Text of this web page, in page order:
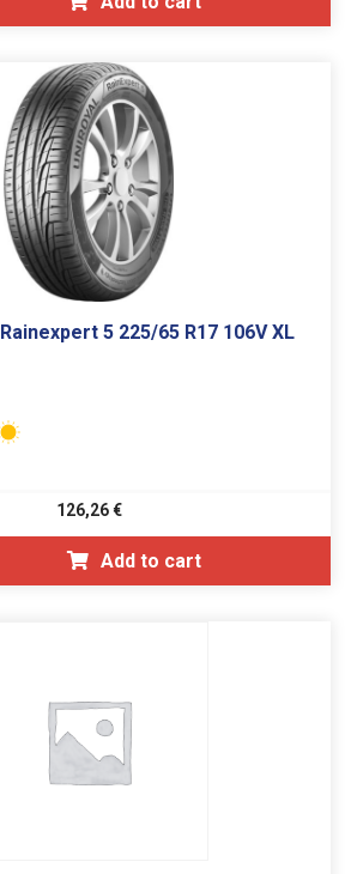
5 225/65 R17 106V XL
126,26€
Add to cart